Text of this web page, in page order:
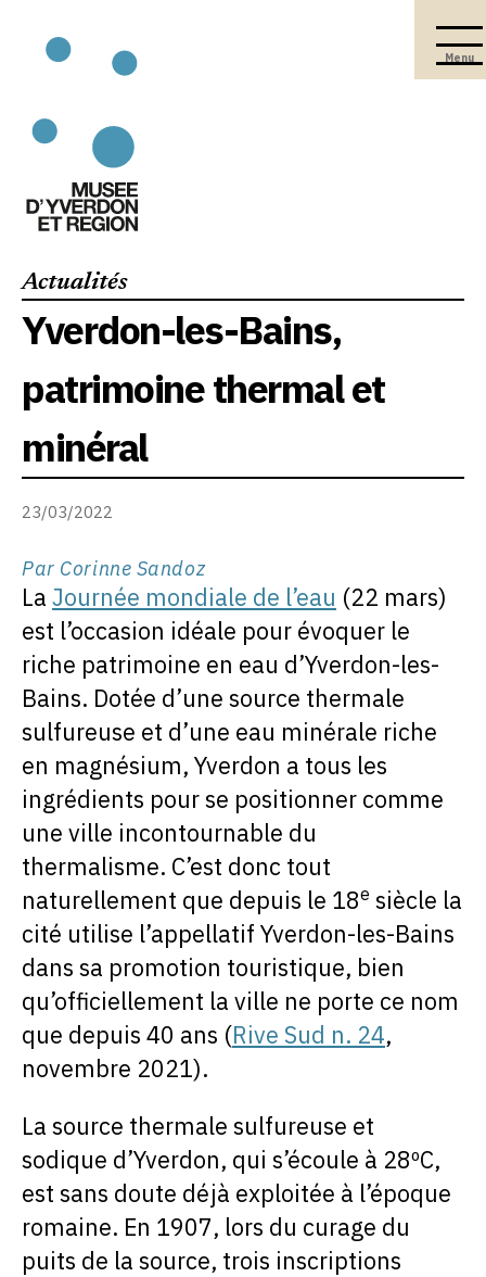
Menu
Actualités
Yverdon-les-Bains,
patrimoine thermal et
minéral
23/03/2022
Par Corinne Sandoz
La Journée mondiale de l’eau (22 mars)
est l’occasion idéale pour évoquer le
riche patrimoine en eau d’Yverdon-les-
Bains. Dotée d’une source thermale
sulfureuse et d’une eau minérale riche
en magnésium, Yverdon a tous les
ingrédients pour se positionner comme
une ville incontournable du
thermalisme. C’est donc tout
naturellement que depuis le 18e siècle la
cité utilise l’appellatif Yverdon-les-Bains
dans sa promotion touristique, bien
qu’officiellement la ville ne porte ce nom
que depuis 40 ans (Rive Sud n. 24,
novembre 2021).
La source thermale sulfureuse et
sodique d’Yverdon, qui s’écoule à 28ºC,
est sans doute déjà exploitée à l’époque
romaine. En 1907, lors du curage du
puits de la source, trois inscriptions